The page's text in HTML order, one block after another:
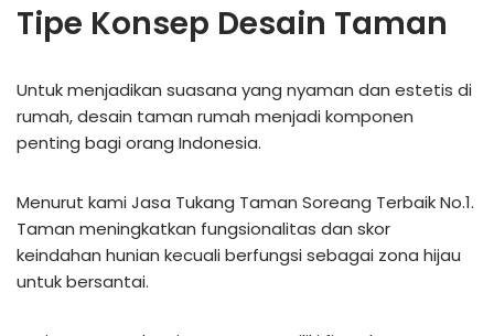
Tipe Konsep Desain Taman
Untuk menjadikan suasana yang nyaman dan estetis di
rumah, desain taman rumah menjadi komponen
penting bagi orang Indonesia.
Menurut kami Jasa Tukang Taman Soreang Terbaik No.1.
Taman meningkatkan fungsionalitas dan skor
keindahan hunian kecuali berfungsi sebagai zona hijau
untuk bersantai.